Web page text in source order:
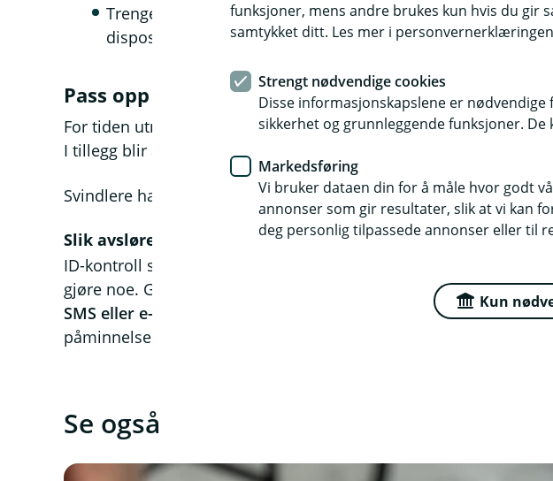
Trenger noen hjelp, må det løses gjennom banken – for
disposisjonsrett til konto
Pass opp for denne svindelen
For tiden utnytter svindlere at mange med BankID må gjøre en
I tillegg blir alle ut over våren bedt om å godta nye vilkår.
Svindlere har allerede utnyttet situasjonen ved å etterlinge disse
Slik avslører du svindel
ID-kontroll skjer bare i appen. Har du ikke et varsel i BankID-
gjøre noe. Godkjenning av vilkår skjer kun når du logger inn med
SMS eller e-post med lenke om dette, er det svindel.Hvis bank
påminnelse om å godta vilkår, er det alltid uten lenke i SMS og e-
Se også
funksjoner, mens andre brukes kun hvis du gir
samtykket ditt. Les mer i
Strengt nødvendige cookies
Disse informasjonskapslene er
sikkerhet og grunnleggende funksjoner. De
Markedsføring
Vi bruker dataen din for å måle hvor godt
annonser som gir resultater, slik at vi kan
deg personlig tilpassede annonser eller til
Kun